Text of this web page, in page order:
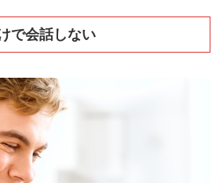
で会話しない